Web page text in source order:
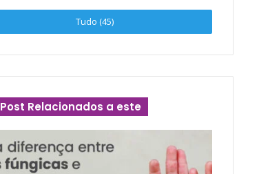
Tudo (45)
Post Relacionados a este